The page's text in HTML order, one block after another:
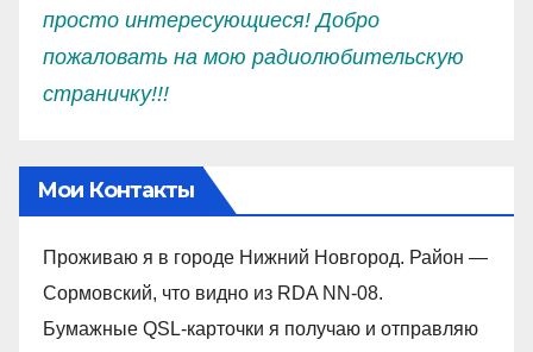
просто интересующиеся! Добро
пожаловать на мою радиолюбительскую
страничку!!!
Мои Контакты
Проживаю я в городе Нижний Новгород. Район —
Сормовский, что видно из RDA NN-08.
Бумажные QSL-карточки я получаю и отправляю